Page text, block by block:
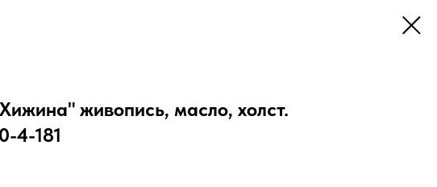
живопись, масло, холст.
4-181